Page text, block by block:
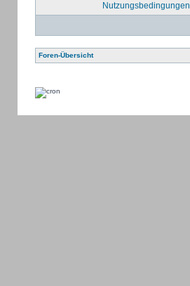
Nutzungsbedingungen
Foren-Übersicht